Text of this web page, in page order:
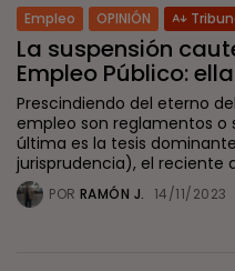
Empleo OPINIÓN
La suspensión
Empleo Público:
Prescindiendo del eterno
empleo son reglamentos
última es la tesis
jurisprudencia), el reciente
POR RAMÓN J. 14/11/2023